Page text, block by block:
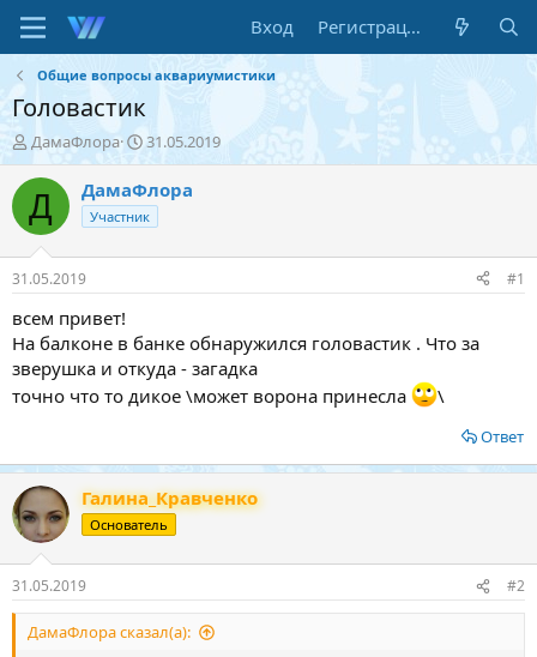
Вход Регистрация
Общие вопросы аквариумистики
Головастик
А
в
т
о
р
т
е
м
ы
ДамаФлора
Д
а
т
а
н
а
31.05.2019
Д ДамаФлора
Участник
31.05.2019 #1
всем привет!
На балконе в банке обнаружился головастик . Что за
зверушка и откуда - загадка
точно что то дикое \может ворона принесла
\
Ответ
Галина_Кравченко
Основатель
31.05.2019 #2
ДамаФлора сказал(а):